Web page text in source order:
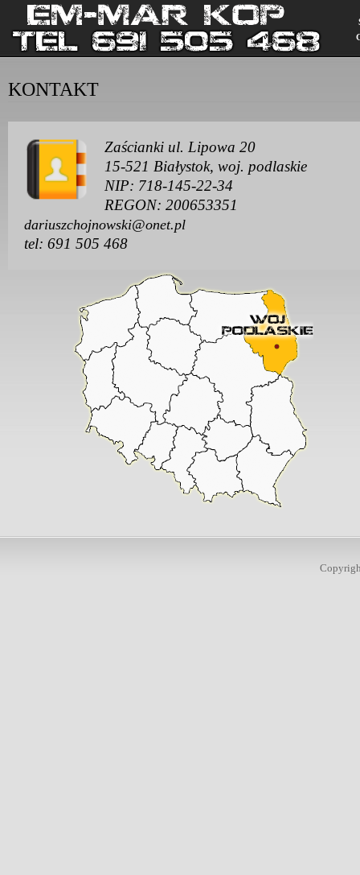
KONTAKT
Zaścianki ul. Lipowa 20
15-521 Białystok, woj. podlaskie
NIP: 718-145-22-34
REGON: 200653351
dariuszchojnowski@onet.pl
tel: 691 505 468